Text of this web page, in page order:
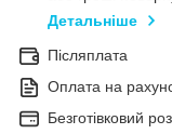
Детальніше
Післяплата
Оплата на
Безготівковий